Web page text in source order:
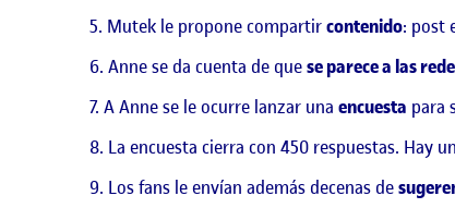
Mutek le propone compartircontenido: post
Anne se da cuenta de quese parece a las
A Anne se le ocurre lanzar una encuesta para
La encuesta cierra con 450 respuestas. Hay
Los fans le envían además decenas de